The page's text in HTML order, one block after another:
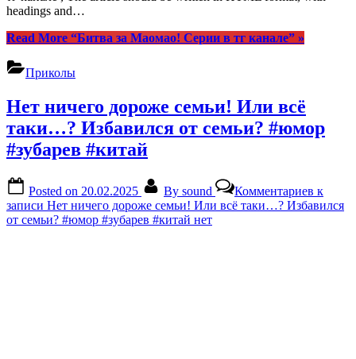
headings and…
Read More “Битва за Маомао! Серии в тг канале” »
Приколы
Нет ничего дороже семьи! Или всё
таки…? Избавился от семьи? #юмор
#зубарев #китай
Posted on 20.02.2025 By sound Комментариев к
записи Нет ничего дороже семьи! Или всё таки…? Избавился
от семьи? #юмор #зубарев #китай нет